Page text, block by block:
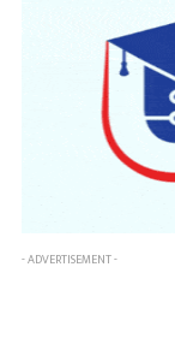
- ADVERTISEMENT -